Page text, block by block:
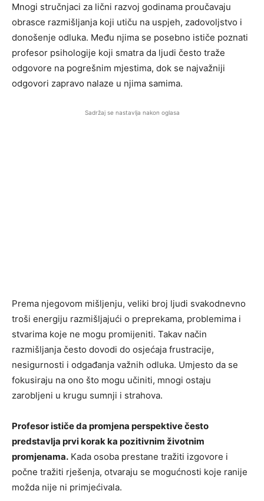
Mnogi stručnjaci za lični razvoj godinama proučavaju
obrasce razmišljanja koji utiču na uspjeh, zadovoljstvo i
donošenje odluka. Među njima se posebno ističe poznati
profesor psihologije koji smatra da ljudi često traže
odgovore na pogrešnim mjestima, dok se najvažniji
odgovori zapravo nalaze u njima samima.
Sadržaj se nastavlja nakon oglasa
Prema njegovom mišljenju, veliki broj ljudi svakodnevno
troši energiju razmišljajući o preprekama, problemima i
stvarima koje ne mogu promijeniti. Takav način
razmišljanja često dovodi do osjećaja frustracije,
nesigurnosti i odgađanja važnih odluka. Umjesto da se
fokusiraju na ono što mogu učiniti, mnogi ostaju
zarobljeni u krugu sumnji i strahova.
Profesor ističe da promjena perspektive često
predstavlja prvi korak ka pozitivnim životnim
promjenama. Kada osoba prestane tražiti izgovore i
počne tražiti rješenja, otvaraju se mogućnosti koje ranije
možda nije ni primjećivala.